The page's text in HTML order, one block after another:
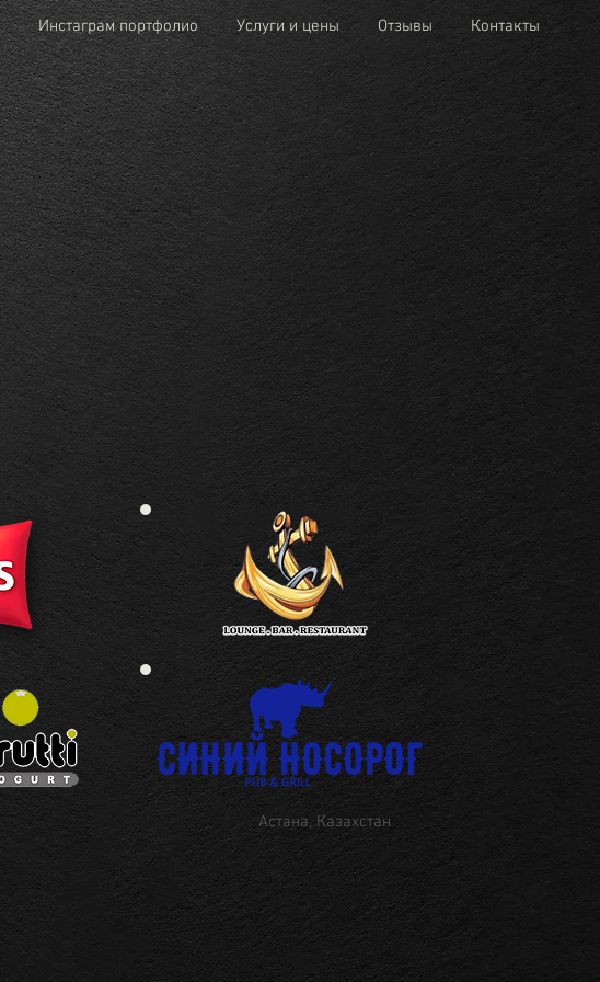
Инстаграм портфолио Услуги и цены Отзывы Контакты
Астана, Казахстан